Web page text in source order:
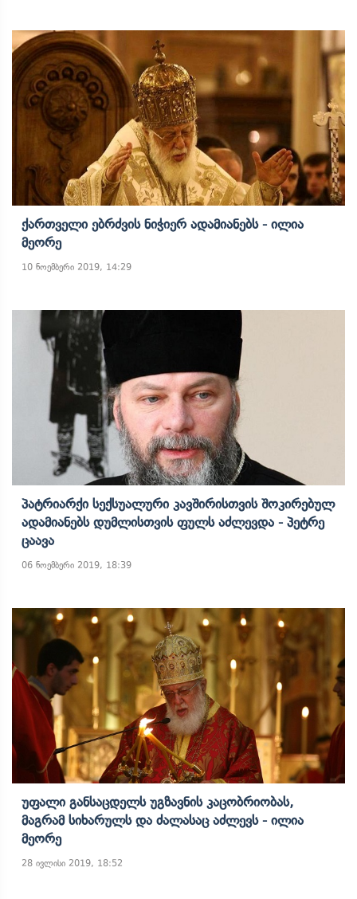
Ქართველი Ებრძვის Ნიჭიერ Ადამიანებს - Ილია
Მეორე
10 ნოემბერი 2019, 14:29
Პატრიარქი Სექსუალური Კავშირისთვის Შოკირებულ
Ადამიანებს Დუმლისთვის Ფულს Აძლევდა - Პეტრე
Ცაავა
06 ნოემბერი 2019, 18:39
Უფალი Განსაცდელს Უგზავნის Კაცობრიობას,
Მაგრამ Სიხარულს Და Ძალასაც Აძლევს - Ილია
Მეორე
28 ივლისი 2019, 18:52